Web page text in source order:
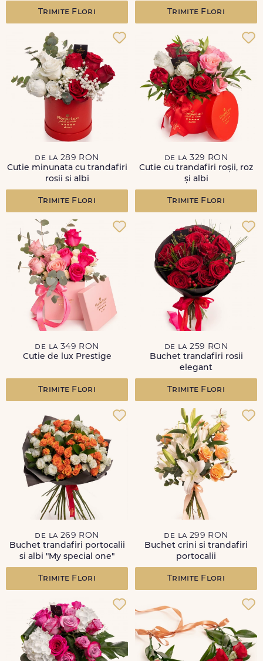
Trimite Flori Trimite Flori
de la 289 RON
Cutie minunata cu trandafiri
rosii si albi
Trimite Flori
de la 329 RON
Cutie cu trandafiri roșii, roz
și albi
Trimite Flori
de la 349 RON
Cutie de lux Prestige
Trimite Flori
de la 259 RON
Buchet trandafiri rosii
elegant
Trimite Flori
de la 269 RON
Buchet trandafiri portocalii
si albi "My special one"
Trimite Flori
de la 299 RON
Buchet crini si trandafiri
portocalii
Trimite Flori